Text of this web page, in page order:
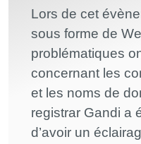
Lors de cet
sous forme de
problématiques
concernant les
et les noms de
registrar Gandi a
d’avoir un